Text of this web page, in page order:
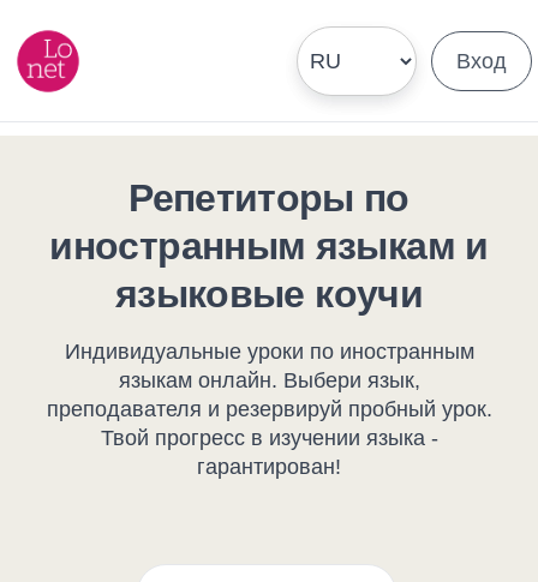
Вход
Репетиторы по
иностранным языкам и
языковые коучи
Индивидуальные уроки по иностранным
языкам онлайн. Выбери язык,
преподавателя и резервируй пробный урок.
Твой прогресс в изучении языка -
гарантирован!